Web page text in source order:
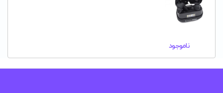
ناموجود